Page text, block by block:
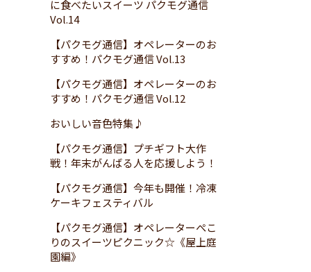
に食べたいスイーツ パクモグ通信
Vol.14
【パクモグ通信】オペレーターのお
すすめ！パクモグ通信 Vol.13
【パクモグ通信】オペレーターのお
すすめ！パクモグ通信 Vol.12
おいしい音色特集♪
【パクモグ通信】プチギフト大作
戦！年末がんばる人を応援しよう！
【パクモグ通信】今年も開催！冷凍
ケーキフェスティバル
【パクモグ通信】オペレーターぺこ
りのスイーツピクニック☆《屋上庭
園編》